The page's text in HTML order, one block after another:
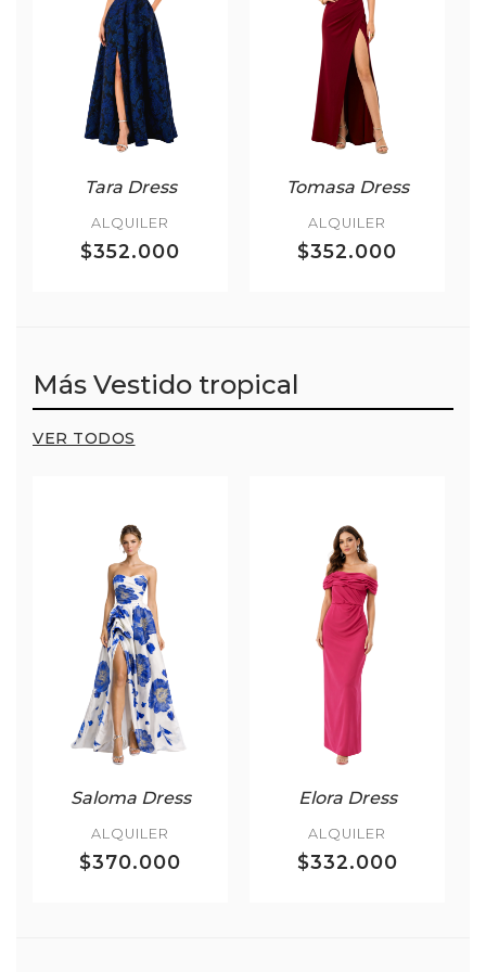
Tara Dress
ALQUILER
$352.000
Tomasa Dress
ALQUILER
$352.000
Más Vestido tropical
VER TODOS
Saloma Dress
ALQUILER
$370.000
Elora Dress
ALQUILER
$332.000